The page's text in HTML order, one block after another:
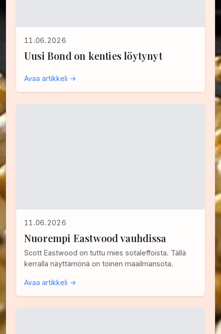
11.06.2026
Uusi Bond on kenties löytynyt
Avaa artikkeli →
11.06.2026
Nuorempi Eastwood vauhdissa
Scott Eastwood on tuttu mies sotaleffoista. Tällä
kerralla näyttämönä on toinen maailmansota.
Avaa artikkeli →